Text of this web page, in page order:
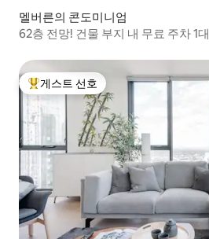
멜버른의 콘도미니엄
62층 전망! 건물 부지 내 무료 주차 1대
상위 게스트 선호
게스트 선호